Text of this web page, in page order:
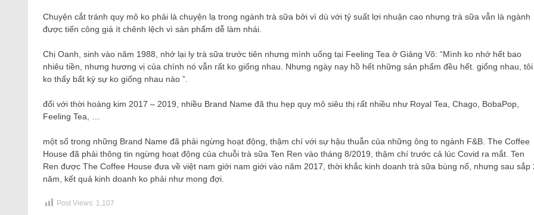
Chuyện cắt tránh quy mô ko phải là chuyện lạ trong ngành trà sữa bởi vì dù với tỷ suất lợi nhuận cao nhưng trà sữa vẫn là ngành
được tiến công giá ít chênh lệch vì sản phẩm dễ làm nhái.
Chị Oanh, sinh vào năm 1988, nhớ lại ly trà sữa trước tiên nhưng mình uống tại Feeling Tea ở Giảng Võ: “Mình ko nhớ hết bao
nhiêu tiền, nhưng hương vị của chính nó vẫn rất ko giống nhau. Nhưng ngày nay hồ hết những sản phẩm đều hết. giống nhau, tôi
ko thấy bất kỳ sự ko giống nhau nào ”.
đối với thời hoàng kim 2017 – 2019, nhiều Brand Name đã thu hẹp quy mô siêu thị rất nhiều như Royal Tea, Chago, BobaPop,
Feeling Tea, …
một số trong những Brand Name đã phải ngừng hoạt động, thậm chí với sự hậu thuẫn của những ông to ngành F&B. The Coffee
House đã phải thông tin ngừng hoạt động của chuỗi trà sữa Ten Ren vào tháng 8/2019, thậm chí trước cả lúc Covid ra mắt. Ten
Ren được The Coffee House đưa về việt nam giới nam giới vào năm 2017, thời khắc kinh doanh trà sữa bùng nổ, nhưng sau sắp
năm, kết quả kinh doanh ko phải như mong đợi.
Post Views: 1,107